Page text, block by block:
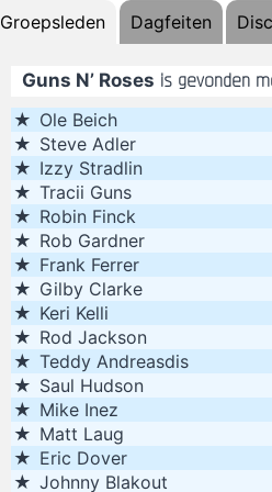
Interesting Statement To
Drinking
If I ever get to go to
In sixth grade I had a band called
I go to a very visual
Groepsleden
Guns N’ Roses is gevonden
★ Ole Beich
★ Steve Adler
★ Izzy Stradlin
★ Tracii Guns
★ Robin Finck
★ Rob Gardner
★ Frank Ferrer
★ Gilby Clarke
★ Keri Kelli
★ Rod Jackson
★ Teddy Andreasdis
★ Saul Hudson
★ Mike Inez
★ Matt Laug
★ Eric Dover
★ Johnny Blakout
Dagfeiten